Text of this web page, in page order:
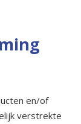
en/of
verstrekte